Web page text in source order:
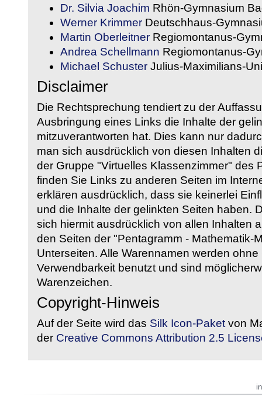
Dr. Silvia Joachim Rhön-Gymnasium
Werner Krimmer Deutschhaus-
Martin Oberleitner Regiomontanus-
Andrea Schellmann Regiomontanus-
Michael Schuster Julius-Maximilians-
Disclaimer
Die Rechtsprechung tendiert zu der
Ausbringung eines Links die Inhalte der
mitzuverantworten hat. Dies kann nur
man sich ausdrücklich von diesen Inhalten
der Gruppe "Virtuelles Klassenzimmer" des
finden Sie Links zu anderen Seiten im
erklären ausdrücklich, dass sie keinerlei
und die Inhalte der gelinkten Seiten haben.
sich hiermit ausdrücklich von allen Inhalten
den Seiten der "Pentagramm - Mathematik-
Unterseiten. Alle Warennamen werden
Verwendbarkeit benutzt und sind
Warenzeichen.
Copyright-Hinweis
Auf der Seite wird das Silk Icon-Paket von
der Creative Commons Attribution 2.5